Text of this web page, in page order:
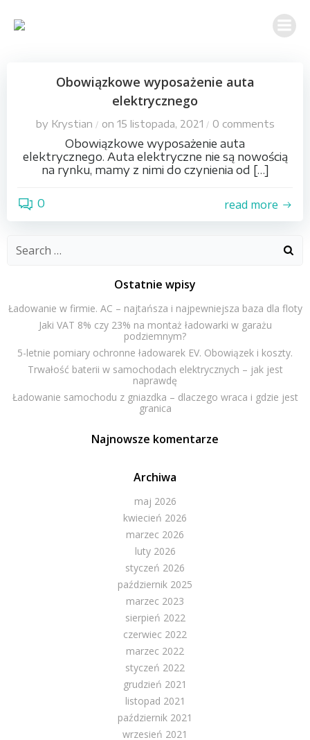
Obowiązkowe wyposażenie auta
elektrycznego
by Krystian / on 15 listopada, 2021 / 0 comments
Obowiązkowe wyposażenie auta
elektrycznego. Auta elektryczne nie są nowością
na rynku, mamy z nimi do czynienia od […]
0 read more
for:
Ostatnie wpisy
Ładowanie w firmie. AC – najtańsza i najpewniejsza baza dla floty
Jaki VAT 8% czy 23% na montaż ładowarki w garażu
podziemnym?
5-letnie pomiary ochronne ładowarek EV. Obowiązek i koszty.
Trwałość baterii w samochodach elektrycznych – jak jest
naprawdę
Ładowanie samochodu z gniazdka – dlaczego wraca i gdzie jest
granica
Najnowsze komentarze
Archiwa
maj 2026
kwiecień 2026
marzec 2026
luty 2026
styczeń 2026
październik 2025
marzec 2023
sierpień 2022
czerwiec 2022
marzec 2022
styczeń 2022
grudzień 2021
listopad 2021
październik 2021
wrzesień 2021